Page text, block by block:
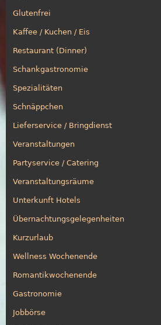
Glutenfrei
Kaffee / Kuchen / Eis
Restaurant (Dinner)
Schankgastronomie
Spezialitäten
Schnäppchen
Lieferservice / Bringdienst
Veranstaltungen
Partyservice / Catering
Veranstaltungsräume
Unterkunft Hotels
Übernachtungsgelegenheiten
Kurzurlaub
Wellness Wochenende
Romantikwochenende
Gastronomie
Jobbörse